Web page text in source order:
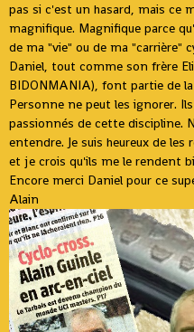
pas si c'est un hasard, mais ce
magnifique. Magnifique parce
de ma "vie" ou de ma "carrière"
Daniel, tout comme son frère
BIDONMANIA), font partie de
Personne ne peut les ignorer.
passionnés de cette discipline.
entendre. Je suis heureux de
et je crois qu'ils me le rendent
Encore merci Daniel pour ce
Alain